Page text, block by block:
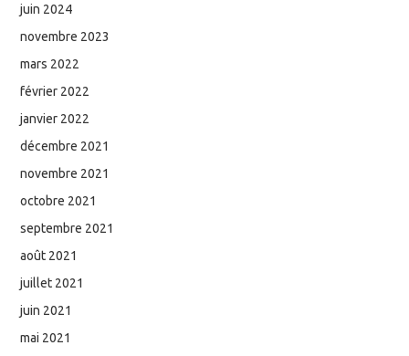
juin 2024
novembre 2023
mars 2022
février 2022
janvier 2022
décembre 2021
novembre 2021
octobre 2021
septembre 2021
août 2021
juillet 2021
juin 2021
mai 2021